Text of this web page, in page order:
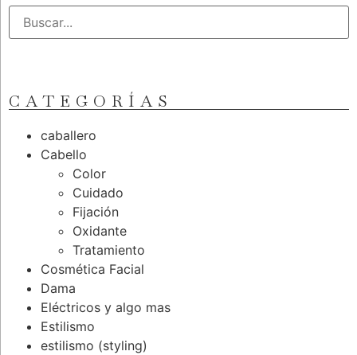
CATEGORÍAS
caballero
Cabello
Color
Cuidado
Fijación
Oxidante
Tratamiento
Cosmética Facial
Dama
Eléctricos y algo mas
Estilismo
estilismo (styling)